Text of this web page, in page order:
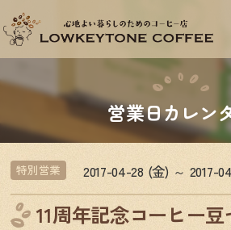
営業日カレン
特別営業 2017-04-28 (金) ～ 2017-
11周年記念コーヒー豆